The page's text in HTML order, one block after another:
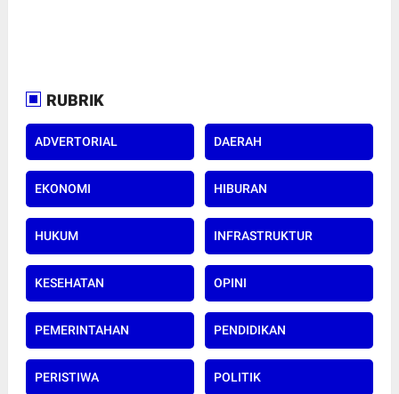
RUBRIK
ADVERTORIAL DAERAH
EKONOMI HIBURAN
HUKUM INFRASTRUKTUR
KESEHATAN OPINI
PEMERINTAHAN PENDIDIKAN
PERISTIWA POLITIK